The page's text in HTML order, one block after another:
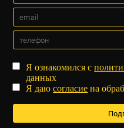
Я ознакомился с
данных
Я даюсогласие на